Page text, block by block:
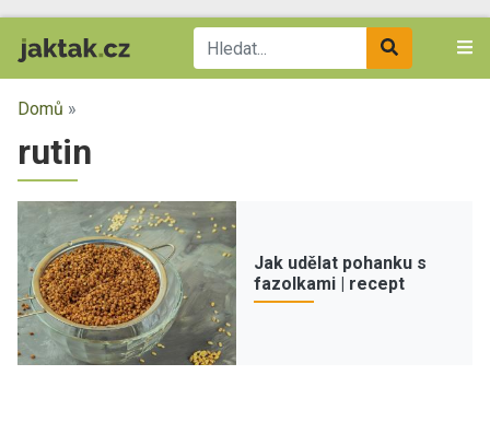
Domů »
rutin
Jak udělat pohanku s
fazolkami | recept